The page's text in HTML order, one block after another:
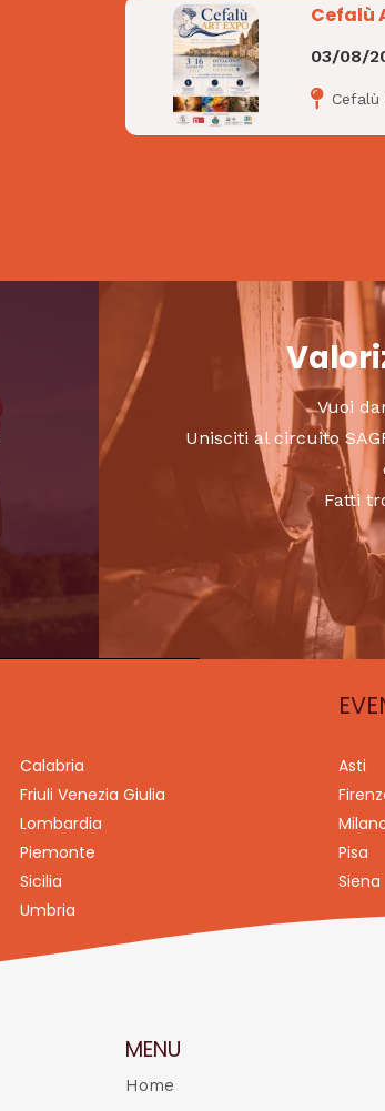
Cefalù
03/08/
Cefalù
Vuoi
Unisciti al circuito
Fatti
Calabria
Friuli Venezia Giulia
Lombardia
Piemonte
Sicilia
Umbria
Asti
Pisa
Siena
MENU
Home